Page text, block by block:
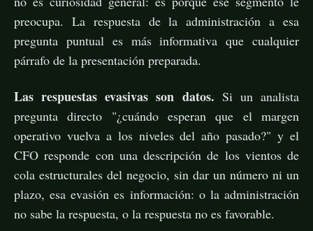
preocupa. La respuesta de la administración a esa
pregunta puntual es más informativa que cualquier
párrafo de la presentación preparada.
Las respuestas evasivas son datos. Si un analista
pregunta directo "¿cuándo esperan que el margen
operativo vuelva a los niveles del año pasado?" y el
CFO responde con una descripción de los vientos de
cola estructurales del negocio, sin dar un número ni un
plazo, esa evasión es información: o la administración
no sabe la respuesta, o la respuesta no es favorable.